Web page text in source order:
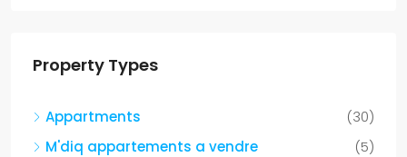
Property Types
Appartments
(30)
M'diq appartements a vendre
(5)